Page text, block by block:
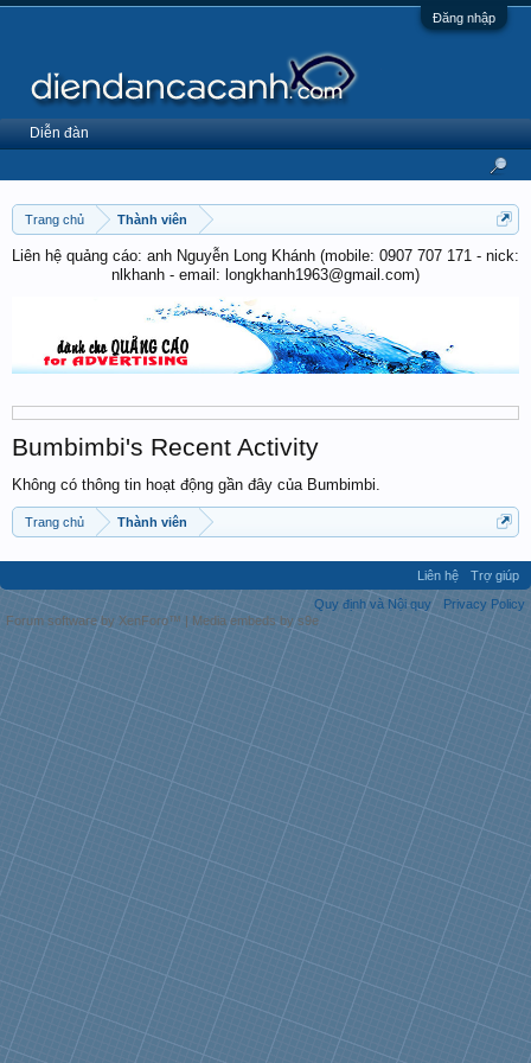
Đăng nhập
Trang chủ Thành viên
Liên hệ quảng cáo: anh Nguyễn Long Khánh (mobile: 0907 707 171 - nick:
nlkhanh - email: longkhanh1963@gmail.com)
Bumbimbi's Recent Activity
Không có thông tin hoạt động gần đây của Bumbimbi.
Trang chủ Thành viên
Diễn đàn
Liên hệ
Trợ giúp
Quy định và Nội quy
Privacy Policy
Forum software by XenForo™ | Media embeds by s9e